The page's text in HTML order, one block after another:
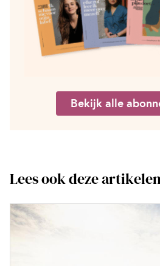
Bekijk alle
Lees ook deze